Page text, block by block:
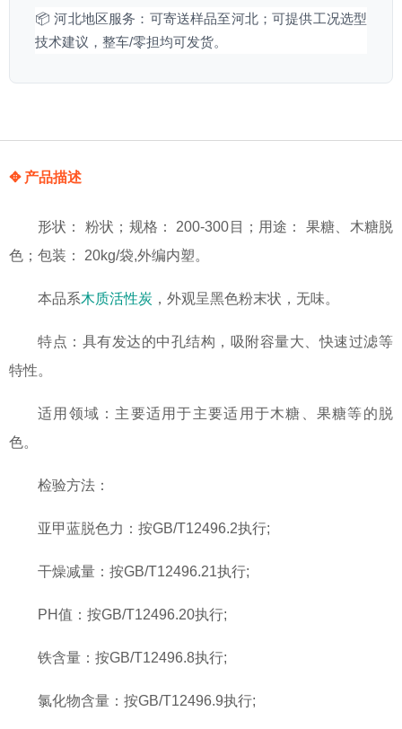
📦 河北地区服务：可寄送样品至河北；可提供工况选型
技术建议，整车/零担均可发货。
✥ 产品描述
形状： 粉状；规格： 200-300目；用途： 果糖、木糖脱
色；包装： 20kg/袋,外编内塑。
本品系木质活性炭 ，外观呈黑色粉末状，无味。
特点：具有发达的中孔结构，吸附容量大、快速过滤等
特性。
适用领域：主要适用于主要适用于木糖、果糖等的脱
色。
检验方法：
亚甲蓝脱色力：按GB/T12496.2执行;
干燥减量：按GB/T12496.21执行;
PH值：按GB/T12496.20执行;
铁含量：按GB/T12496.8执行;
氯化物含量：按GB/T12496.9执行;